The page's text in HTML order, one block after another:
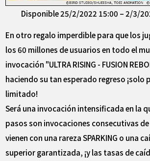
Disponible 25/2/2022 15:00 – 2/3/
En otro regalo imperdible para que los
los 60 millones de usuarios en todo el
invocación "ULTRA RISING - FUSION
haciendo su tan esperado regreso ¡solo
limitado!
Será una invocación intensificada en la
pasos son invocaciones consecutivas
vienen con una rareza SPARKING o una
superior garantizada, ¡y las tasas de